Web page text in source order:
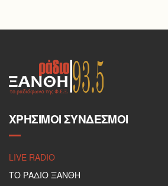
ΧΡΉΣΙΜΟΙ ΣΎΝΔΕΣΜΟΙ
LIVE RADIO
ΤΟ ΡΑΔΙΟ ΞΑΝΘΗ